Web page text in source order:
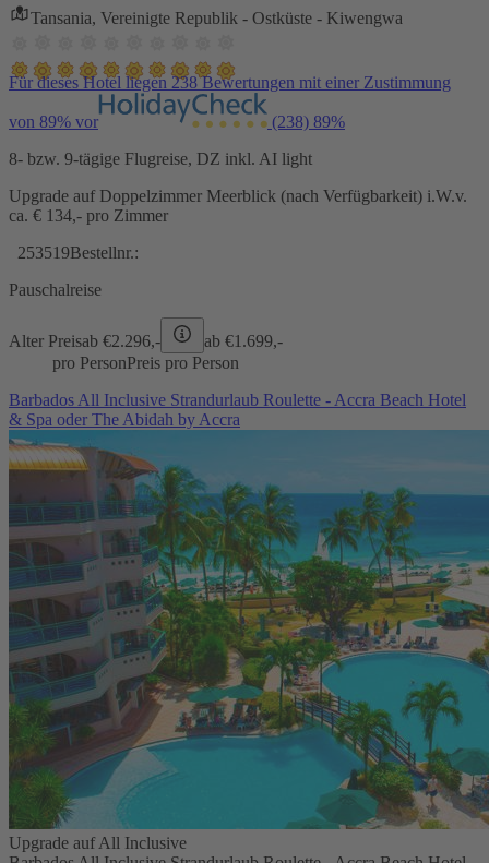
Tansania, Vereinigte Republik - Ostküste - Kiwengwa
Für dieses Hotel liegen 238 Bewertungen mit einer Zustimmung
von 89% vor (238) 89%
8- bzw. 9-tägige Flugreise, DZ inkl. AI light
Upgrade auf Doppelzimmer Meerblick (nach Verfügbarkeit) i.W.v.
ca. € 134,- pro Zimmer
253519Bestellnr.:
Pauschalreise
Alter Preisab €2.296,- ab €1.699,-
pro PersonPreis pro Person
Barbados All Inclusive Strandurlaub Roulette - Accra Beach Hotel
& Spa oder The Abidah by Accra
Upgrade auf All Inclusive